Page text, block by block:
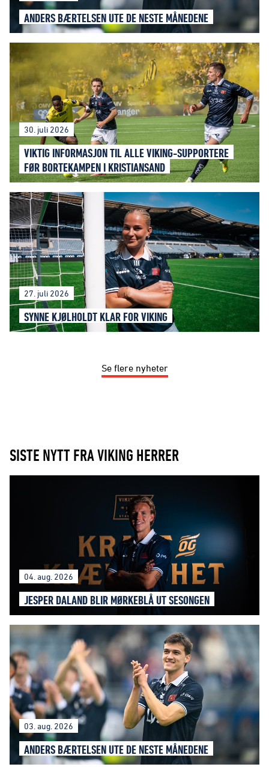
ANDERS BÆRTELSEN UTE DE NESTE MÅNEDENE
30. juli 2026
VIKTIG INFORMASJON TIL ALLE VIKING-SUPPORTERE
FØR BORTEKAMPEN I KRISTIANSAND
27. juli 2026
SYNNE KJØLHOLDT KLAR FOR VIKING
Se flere nyheter
SISTE NYTT FRA VIKING HERRER
04. aug. 2026
JESPER DALAND BLIR MØRKEBLÅ UT SESONGEN
03. aug. 2026
ANDERS BÆRTELSEN UTE DE NESTE MÅNEDENE